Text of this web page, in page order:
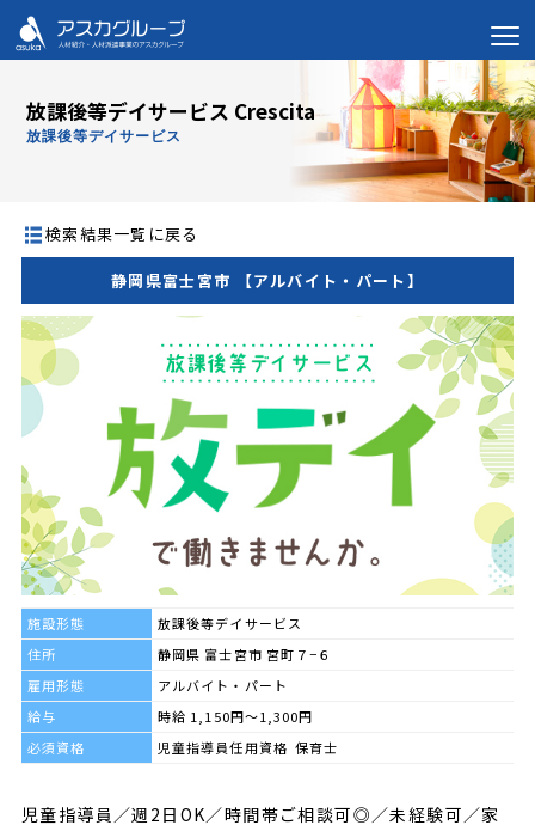
放課後等デイサービス Crescita
放課後等デイサービス
検索結果一覧に戻る
静岡県富士宮市 【アルバイト・パート】
施設形態
放課後等デイサービス
住所
静岡県 富士宮市 宮町７−６
雇用形態
アルバイト・パート
給与
時給 1,150円～1,300円
必須資格
児童指導員任用資格 保育士
児童指導員／週2日OK／時間帯ご相談可◎／未経験可／家